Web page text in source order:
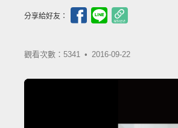
分享給好友：
觀看次數：5341 • 2016-09-22